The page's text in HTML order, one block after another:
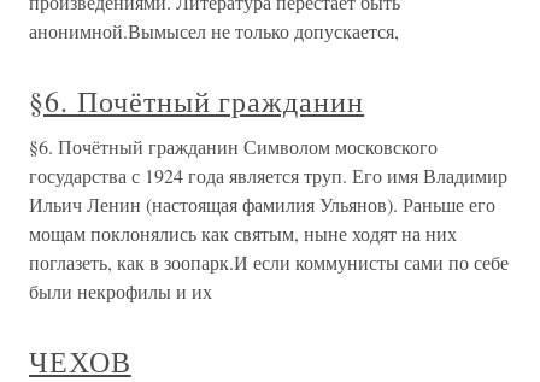
анонимной.Вымысел не только допускается,
§6. Почётный гражданин
§6. Почётный гражданин Символом московского
государства с 1924 года является труп. Его имя Владимир
Ильич Ленин (настоящая фамилия Ульянов). Раньше его
мощам поклонялись как святым, ныне ходят на них
поглазеть, как в зоопарк.И если коммунисты сами по себе
были некрофилы и их
ЧЕХОВ